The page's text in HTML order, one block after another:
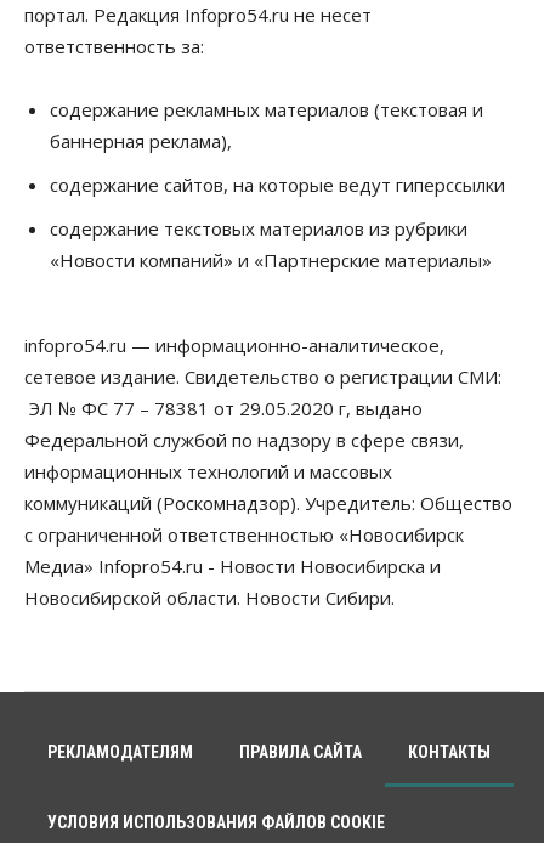
портал. Редакция Infopro54.ru не несет
ответственность за:
содержание рекламных материалов (текстовая и
баннерная реклама),
содержание сайтов, на которые ведут гиперссылки
содержание текстовых материалов из рубрики
«Новости компаний» и «Партнерские материалы»
infopro54.ru — информационно-аналитическое,
сетевое издание. Свидетельство о регистрации СМИ:
ЭЛ № ФС 77 – 78381 от 29.05.2020 г, выдано
Федеральной службой по надзору в сфере связи,
информационных технологий и массовых
коммуникаций (Роскомнадзор). Учредитель: Общество
с ограниченной ответственностью «Новосибирск
Медиа» Infopro54.ru - Новости Новосибирска и
Новосибирской области. Новости Сибири.
РЕКЛАМОДАТЕЛЯМ ПРАВИЛА САЙТА КОНТАКТЫ
УСЛОВИЯ ИСПОЛЬЗОВАНИЯ ФАЙЛОВ COOKIE